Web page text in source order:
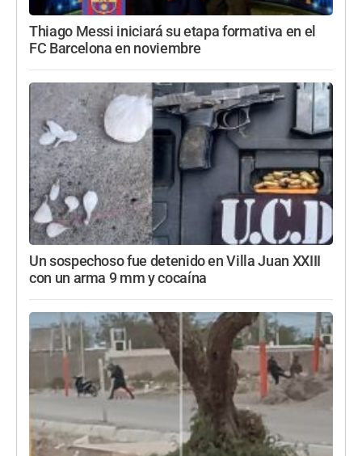
Thiago Messi iniciará su etapa formativa en el
FC Barcelona en noviembre
Un sospechoso fue detenido en Villa Juan XXIII
con un arma 9 mm y cocaína